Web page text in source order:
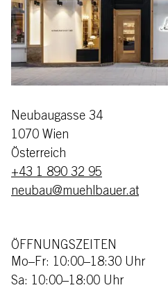
Neubaugasse 34
1070 Wien
Österreich
+43 1 890 32 95
neubau@muehlbauer.at
ÖFFNUNGSZEITEN
Mo–Fr: 10:00–18:30 Uhr
Sa: 10:00–18:00 Uhr